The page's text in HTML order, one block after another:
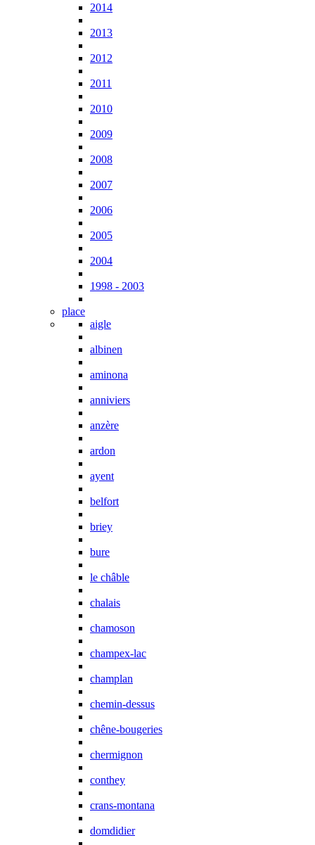
2014
2013
2012
2011
2010
2009
2008
2007
2006
2005
2004
1998 - 2003
place
aigle
albinen
aminona
anniviers
anzère
ardon
ayent
belfort
briey
bure
le châble
chalais
chamoson
champex-lac
champlan
chemin-dessus
chêne-bougeries
chermignon
conthey
crans-montana
domdidier